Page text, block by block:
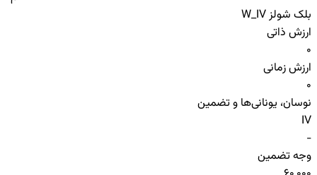
بلک شولز W_IV
ارزش ذاتی
0
ارزش زمانی
0
نوسان، یونانی‌ها و تضمین
IV
-
وجه تضمین